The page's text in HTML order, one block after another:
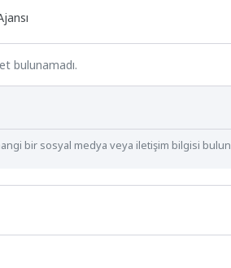
bulunamadı.
bir sosyal medya veya iletişim bilgisi